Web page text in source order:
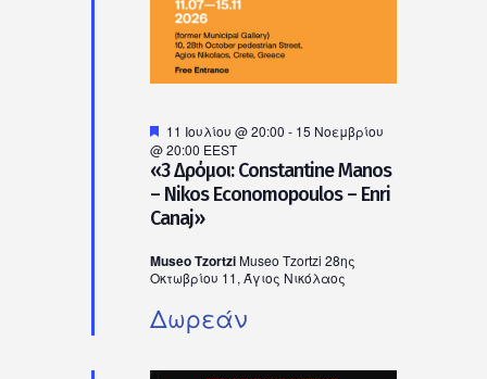
«3 Δρόμοι: Constantine Manos
– Nikos Economopoulos – Enri
Canaj»
Προτεινόμενο
11 Ιουλίου @ 20:00 - 15 Νοεμβρίου
@ 20:00 EEST
Museo TzortziMuseo Tzortzi 28ης
Οκτωβρίου 11, Άγιος Νικόλαος
Δωρεάν